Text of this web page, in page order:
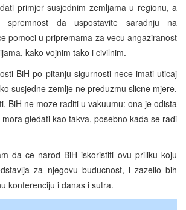
primjer susjednim zemljama u regionu, a
da uspostavite saradnju na
pomoci u pripremama za vecu angaziranost
kako vojnim tako i civilnim.
BiH po pitanju sigurnosti nece imati uticaj
susjedne zemlje ne preduzmu slicne mjere.
BiH ne moze raditi u vakuumu: ona je odista
gledati kao takva, posebno kada se radi
da ce narod BiH iskoristiti ovu priliku koju
za njegovu buducnost, i zazelio bih
konferenciju i danas i sutra.